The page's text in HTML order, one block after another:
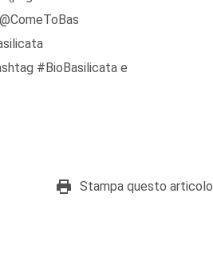
#BioBasilicata e
Stampa questo articolo